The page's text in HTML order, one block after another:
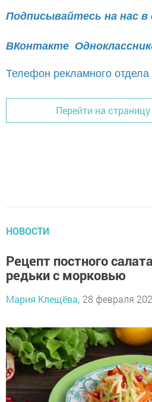
Подписывайтесь на нас в
ВКонтакте
Телефон рекламного отдела
Перейти на
НОВОСТИ
Рецепт постного
редьки с морковью
Мария Клещёва, 28 февраля